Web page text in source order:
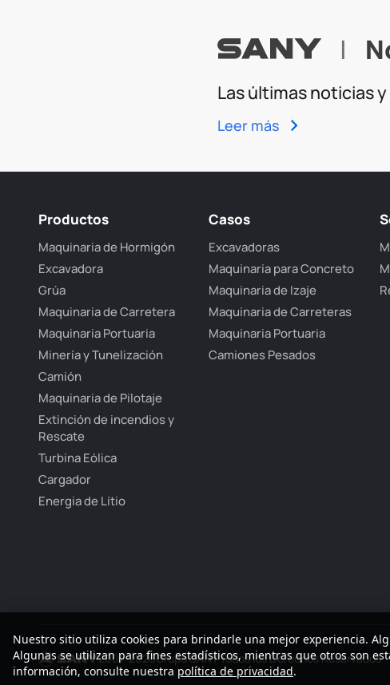
|
Las últimas noticias
Leer más
Productos
Maquinaria de Hormigón
Excavadora
Grúa
Maquinaria de Carretera
Maquinaria Portuaria
Minería y Tunelización
Camión
Maquinaria de Pilotaje
Extinción de incendios y
Rescate
Turbina Eólica
Cargador
Energia de Lítio
Casos
Excavadoras
Maquinaria para Concreto
Maquinaria de Izaje
Maquinaria de Carreteras
Maquinaria Portuaria
Camiones Pesados
2001-2026Grupo SANY Todos los Derechos Reservados
Nuestro sitio utiliza cookies para brindarle una mejor experiencia.
Algunas se utilizan para fines estadísticos, mientras que otros son
información, consulte nuestra política de privacidad.